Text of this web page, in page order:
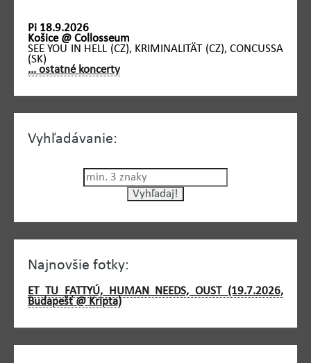
Pi 18.9.2026
Košice @ Collosseum
SEE YOU IN HELL (CZ), KRIMINALITÄT (CZ), CONCUSSA
(SK)
... ostatné koncerty
Vyhľadávanie:
Najnovšie fotky:
ET TU FATTYÚ, HUMAN NEEDS, OUST (19.7.2026,
Budapešť @ Kripta)